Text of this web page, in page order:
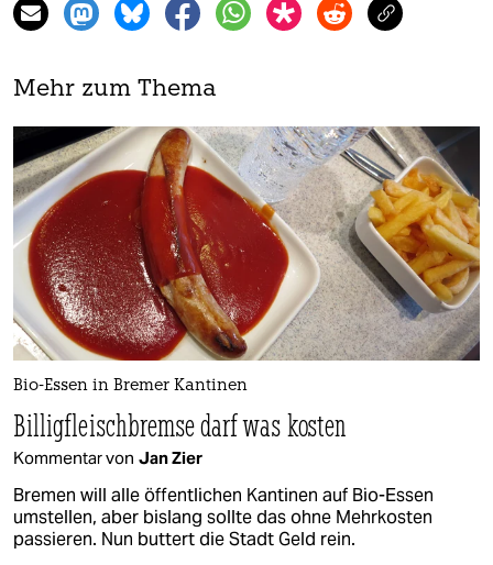
Mehr zum Thema
Bio-Essen in Bremer Kantinen
Billigfleischbremse darf was kosten
Kommentar von Jan Zier
Bremen will alle öffentlichen Kantinen auf Bio-Essen
umstellen, aber bislang sollte das ohne Mehrkosten
passieren. Nun buttert die Stadt Geld rein.